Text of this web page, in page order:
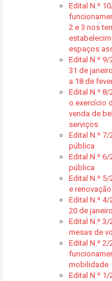
Edital N.º
2 e 3 nos
espaços
Edital N.º
31 de
a 18 de
Edital N.º
o exercício
venda de
serviços
Edital N.º
pública
Edital N.º
pública
Edital N.º
e
Edital N.º
20 de
Edital N.º
mesas de
Edital N.º
mobilidade
Edital N.º